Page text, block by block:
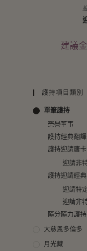
建議
護持項目類別
單筆護持
榮譽董事
護持經典翻譯
護持迎請唐卡
迎請非
護持迎請經典
迎請特
迎請非
隨分隨力護持
大慈恩多倫多
月光藏